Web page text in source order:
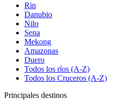
Rin
Danubio
Nilo
Sena
Mekong
Amazonas
Duero
Todos los ríos (A-Z)
Todos los Cruceros (A-Z)
Principales destinos